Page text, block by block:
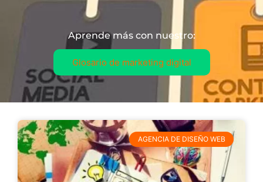
Aprende más con nuestro:
Glosario de marketing digital
AGENCIA DE DISEÑO WEB